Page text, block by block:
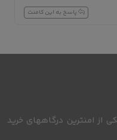
پاسخ به این کامنت
امنترین درگاههای خرید